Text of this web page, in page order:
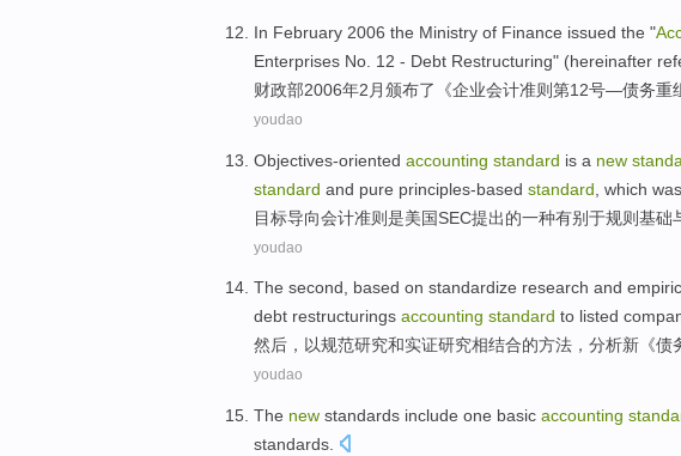
In February 2006 the Ministry of Finance issued the "
Enterprises No. 12 - Debt Restructuring" (hereinafter
财政部2006年2月颁布了 《企业会计准则第12号—债务重
youdao
Objectives-oriented accounting standard is a new
standard and pure principles-based standard , which was
目标导向会计准则是美国SEC提出的一种有别于规则基础
youdao
The second, based on standardize research and
debt restructurings accounting standard to listed
然后 ， 以规范研究和实证研究相结合的方法， 分析新 《债
youdao
The new standards include one basic accounting
standards.